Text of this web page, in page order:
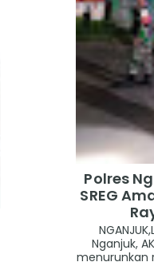
Polres
SREG
Nganjuk,
menurunkan